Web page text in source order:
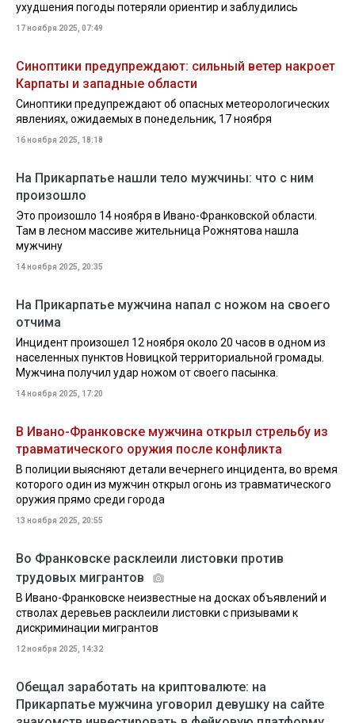
ухудшения погоды потеряли ориентир и заблудились
17 ноября 2025, 07:49
Синоптики предупреждают: сильный ветер накроет
Карпаты и западные области
Синоптики предупреждают об опасных метеорологических
явлениях, ожидаемых в понедельник, 17 ноября
16 ноября 2025, 18:18
На Прикарпатье нашли тело мужчины: что с ним
произошло
Это произошло 14 ноября в Ивано-Франковской области.
Там в лесном массиве жительница Рожнятова нашла
мужчину
14 ноября 2025, 20:35
На Прикарпатье мужчина напал с ножом на своего
отчима
Инцидент произошел 12 ноября около 20 часов в одном из
населенных пунктов Новицкой территориальной громады.
Мужчина получил удар ножом от своего пасынка.
14 ноября 2025, 17:20
В Ивано-Франковске мужчина открыл стрельбу из
травматического оружия после конфликта
В полиции выясняют детали вечернего инцидента, во время
которого один из мужчин открыл огонь из травматического
оружия прямо среди города
13 ноября 2025, 20:55
Во Франковске расклеили листовки против
трудовых мигрантов
В Ивано-Франковске неизвестные на досках объявлений и
стволах деревьев расклеили листовки с призывами к
дискриминации мигрантов
12 ноября 2025, 14:32
Обещал заработать на криптовалюте: на
Прикарпатье мужчина уговорил девушку на сайте